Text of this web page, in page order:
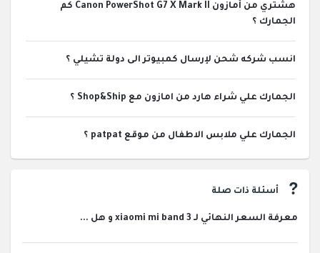
هشتري من أمازون Canon PowerShot G7 X Mark II كم
الجمارك ؟
انسب شركه شحن لإرسال كمبيوتر الى دولة تشيلي ؟
الجمارك علي شراء هارد من امازون مع Shop&Ship ؟
الجمارك علي ملابس الاطفال من موقع patpat ؟
أسئلة ذات صلة
معرفة السعر النهائي لـ xiaomi mi band 3 و هل ...